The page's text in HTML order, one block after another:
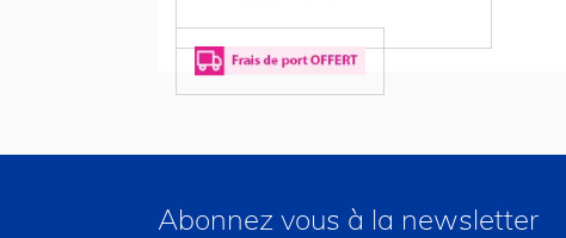
Abonnez vous à la newsletter